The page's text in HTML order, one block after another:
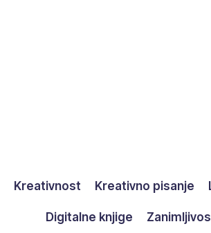
Kreativnost Kreativno pisanje
Digitalne knjige